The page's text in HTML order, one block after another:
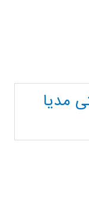
مدیا